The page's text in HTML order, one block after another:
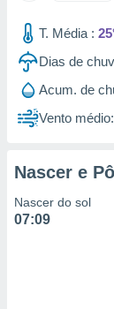
utilizar
criar
medir
da
medir o
T. Média :
Dias de
Acum. de
Vento médio:
Nascer e
Nascer do sol
07:09